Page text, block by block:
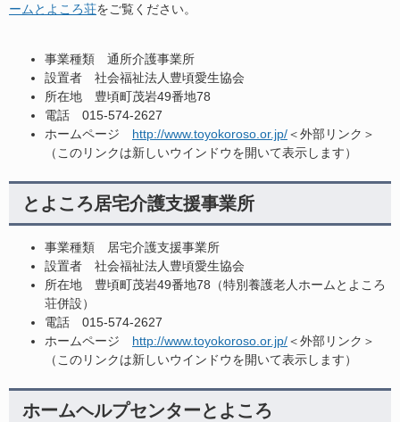
ームとよころ荘をご覧ください。
事業種類 通所介護事業所
設置者 社会福祉法人豊頃愛生協会
所在地 豊頃町茂岩49番地78
電話 015-574-2627
ホームページ http://www.toyokoroso.or.jp/＜外部リンク＞
（このリンクは新しいウインドウを開いて表示します）
とよころ居宅介護支援事業所
事業種類 居宅介護支援事業所
設置者 社会福祉法人豊頃愛生協会
所在地 豊頃町茂岩49番地78（特別養護老人ホームとよころ
荘併設）
電話 015-574-2627
ホームページ http://www.toyokoroso.or.jp/＜外部リンク＞
（このリンクは新しいウインドウを開いて表示します）
ホームヘルプセンターとよころ